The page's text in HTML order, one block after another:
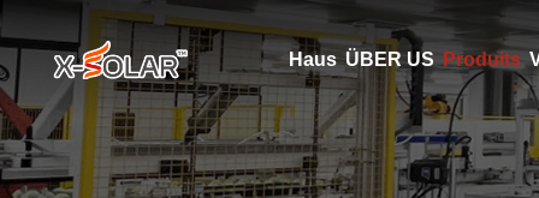
Haus ÜBER US Produits